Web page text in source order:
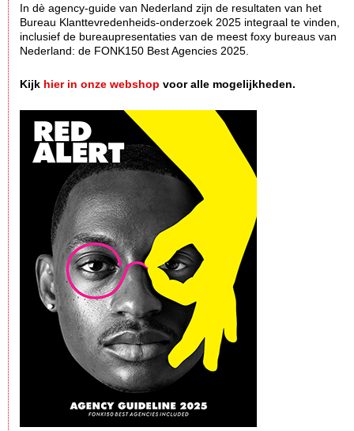
In dè agency-guide van Nederland zijn de resultaten van het
Bureau Klanttevredenheids-onderzoek 2025 integraal te vinden,
inclusief de bureaupresentaties van de meest foxy bureaus van
Nederland: de FONK150 Best Agencies 2025.
Kijk hier in onze webshop voor alle mogelijkheden.